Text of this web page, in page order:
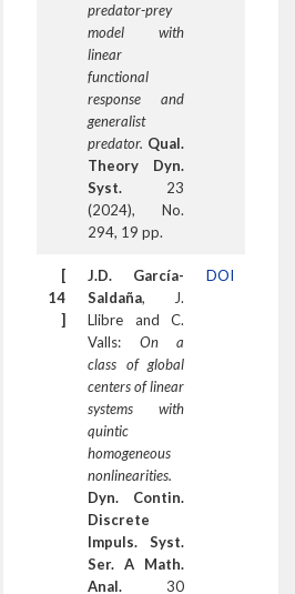
predator-prey
model with
linear
functional
response and
generalist
predator. Qual.
Theory Dyn.
Syst.23
(2024), No.
294, 19 pp.
[
14
]
J.D. García-
Saldaña, J.
Llibre and C.
Valls: On a
class of global
centers of linear
systems with
quintic
homogeneous
nonlinearities.
Dyn. Contin.
Discrete
Impuls. Syst.
Ser. A Math.
Anal.30
DOI